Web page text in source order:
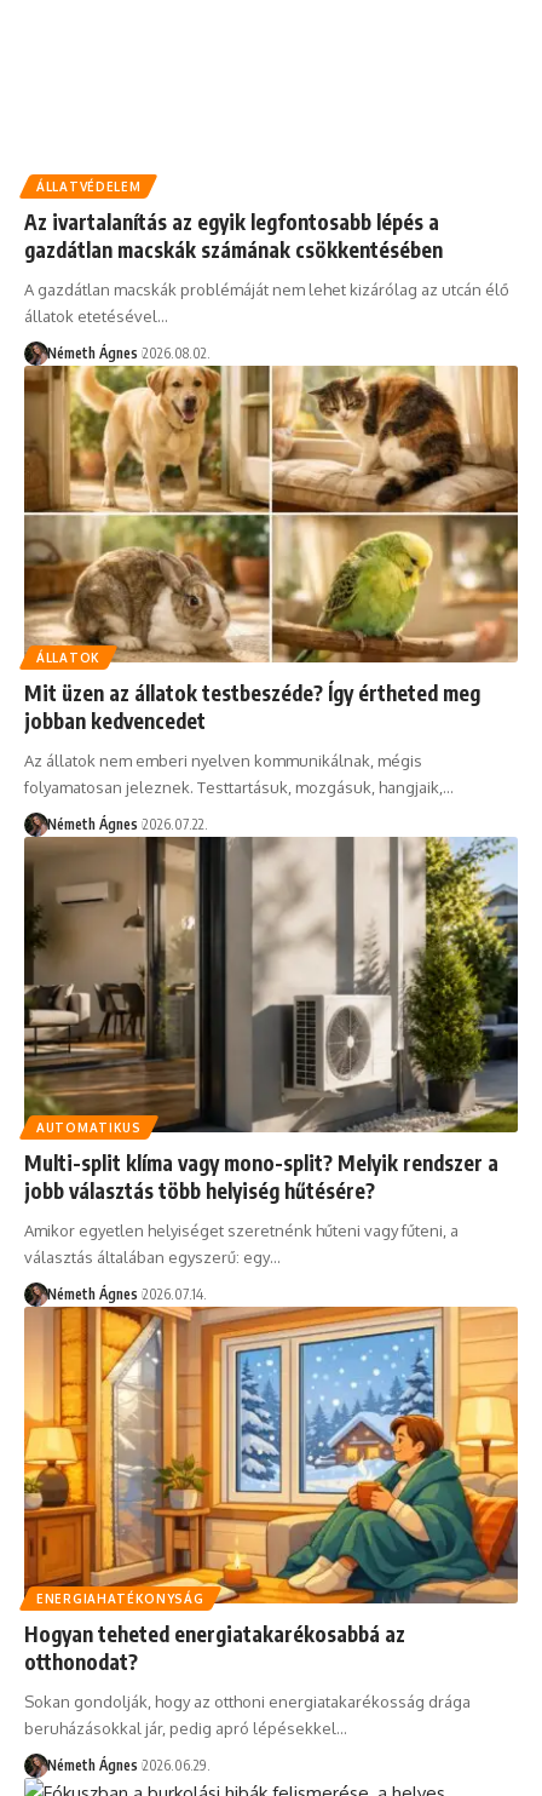
ÁLLATVÉDELEM
Az ivartalanítás az egyik legfontosabb lépés a
gazdátlan macskák számának csökkentésében
A gazdátlan macskák problémáját nem lehet kizárólag az utcán élő
állatok etetésével…
Németh Ágnes 2026.08.02.
ÁLLATOK
Mit üzen az állatok testbeszéde? Így értheted meg
jobban kedvencedet
Az állatok nem emberi nyelven kommunikálnak, mégis
folyamatosan jeleznek. Testtartásuk, mozgásuk, hangjaik,…
Németh Ágnes 2026.07.22.
AUTOMATIKUS
Multi-split klíma vagy mono-split? Melyik rendszer a
jobb választás több helyiség hűtésére?
Amikor egyetlen helyiséget szeretnénk hűteni vagy fűteni, a
választás általában egyszerű: egy…
Németh Ágnes 2026.07.14.
ENERGIAHATÉKONYSÁG
Hogyan teheted energiatakarékosabbá az
otthonodat?
Sokan gondolják, hogy az otthoni energiatakarékosság drága
beruházásokkal jár, pedig apró lépésekkel…
Németh Ágnes 2026.06.29.